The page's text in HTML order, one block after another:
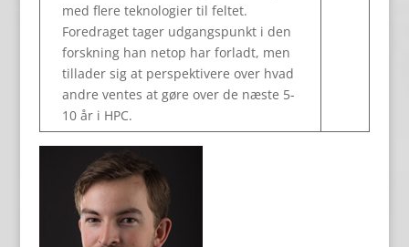
med flere teknologier til feltet.
Foredraget tager udgangspunkt i den
forskning han netop har forladt, men
tillader sig at perspektivere over hvad
andre ventes at gøre over de næste 5-
10 år i HPC.